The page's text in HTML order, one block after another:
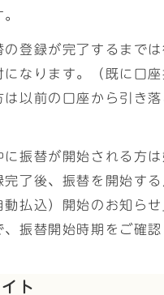
の登録が完了するまで
になります。（既に口
は以前の口座から引き
に振替が開始される方
完了後、振替を開始す
動払込）開始のお知ら
、振替開始時期をご確認
ト